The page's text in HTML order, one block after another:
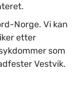
Norge. Vi kan
etter
som
Vestvik.